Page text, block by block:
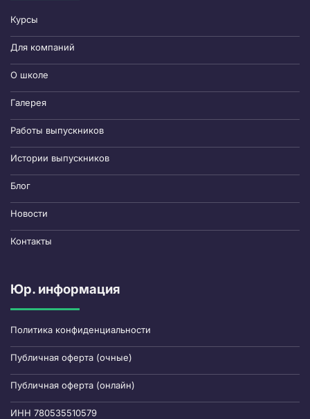
Курсы
Для компаний
О школе
Галерея
Работы выпускников
Истории выпускников
Блог
Новости
Контакты
Юр. информация
Политика конфиденциальности
Публичная оферта (очные)
Публичная оферта (онлайн)
ИНН 780535510579